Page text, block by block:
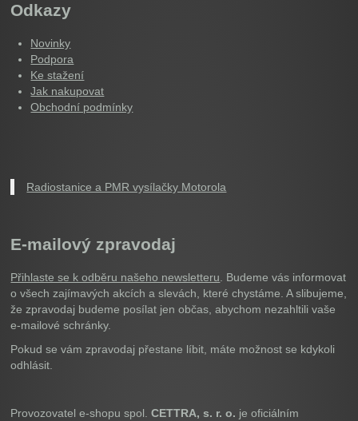
Odkazy
Novinky
Podpora
Ke stažení
Jak nakupovat
Obchodní podmínky
Radiostanice a PMR vysílačky Motorola
E-mailový zpravodaj
Přihlaste se k odběru našeho newsletteru . Budeme vás informovat
o všech zajímavých akcích a slevách, které chystáme. A slibujeme,
že zpravodaj budeme posílat jen občas, abychom nezahltili vaše
e-mailové schránky.
Pokud se vám zpravodaj přestane líbit, máte možnost se kdykoli
odhlásit.
Provozovatel e-shopu spol.CETTRA, s. r. o. je oficiálním